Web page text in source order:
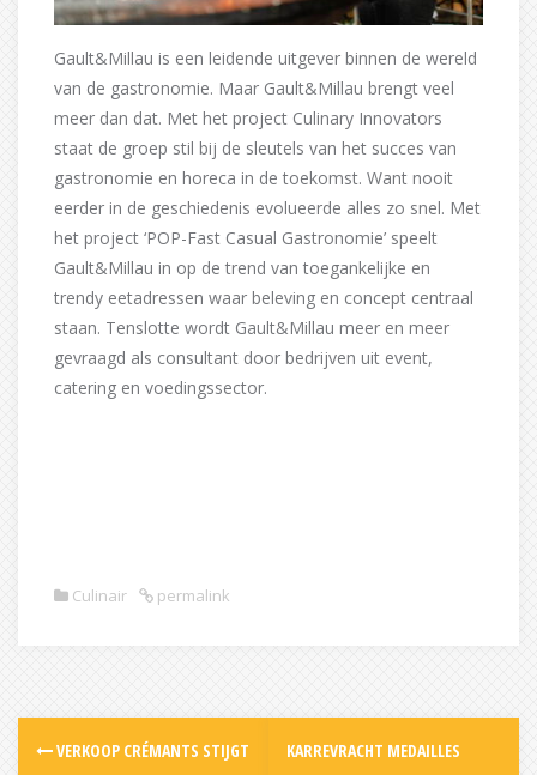
Gault&Millau is een leidende uitgever binnen de wereld
van de gastronomie. Maar Gault&Millau brengt veel
meer dan dat. Met het project Culinary Innovators
staat de groep stil bij de sleutels van het succes van
gastronomie en horeca in de toekomst. Want nooit
eerder in de geschiedenis evolueerde alles zo snel. Met
het project ‘POP-Fast Casual Gastronomie’ speelt
Gault&Millau in op de trend van toegankelijke en
trendy eetadressen waar beleving en concept centraal
staan. Tenslotte wordt Gault&Millau meer en meer
gevraagd als consultant door bedrijven uit event,
catering en voedingssector.
Culinair permalink
Post
VERKOOP CRÉMANTS STIJGT
KARREVRACHT MEDAILLES